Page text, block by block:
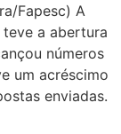
Fapesc) A
a abertura
números
um acréscimo
enviadas.